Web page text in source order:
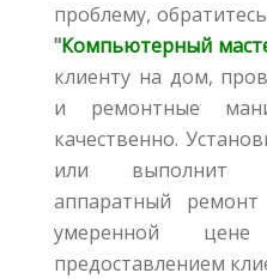
проблему,
"Компьютерный
клиенту на дом,
и ремонтные
качественно.
или выполнит
аппаратный
умеренной
предоставлением